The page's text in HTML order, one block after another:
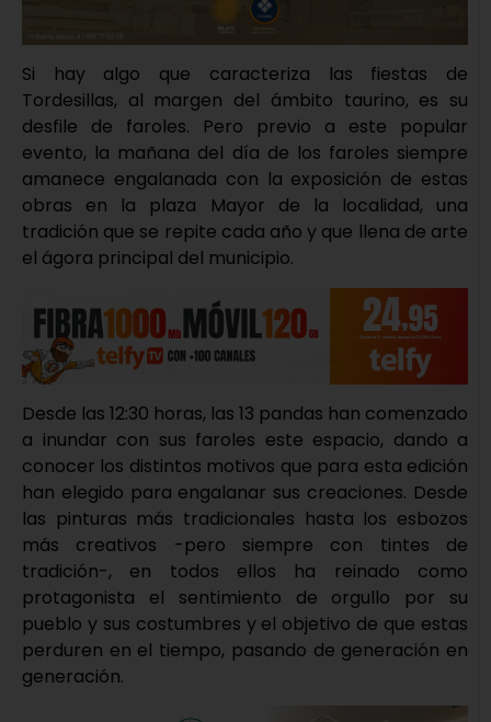
Si hay algo que caracteriza las fiestas de
Tordesillas, al margen del ámbito taurino, es su
desfile de faroles. Pero previo a este popular
evento, la mañana del día de los faroles siempre
amanece engalanada con la exposición de estas
obras en la plaza Mayor de la localidad, una
tradición que se repite cada año y que llena de arte
el ágora principal del municipio.
Desde las 12:30 horas, las 13 pandas han comenzado
a inundar con sus faroles este espacio, dando a
conocer los distintos motivos que para esta edición
han elegido para engalanar sus creaciones. Desde
las pinturas más tradicionales hasta los esbozos
más creativos -pero siempre con tintes de
tradición-, en todos ellos ha reinado como
protagonista el sentimiento de orgullo por su
pueblo y sus costumbres y el objetivo de que estas
perduren en el tiempo, pasando de generación en
generación.